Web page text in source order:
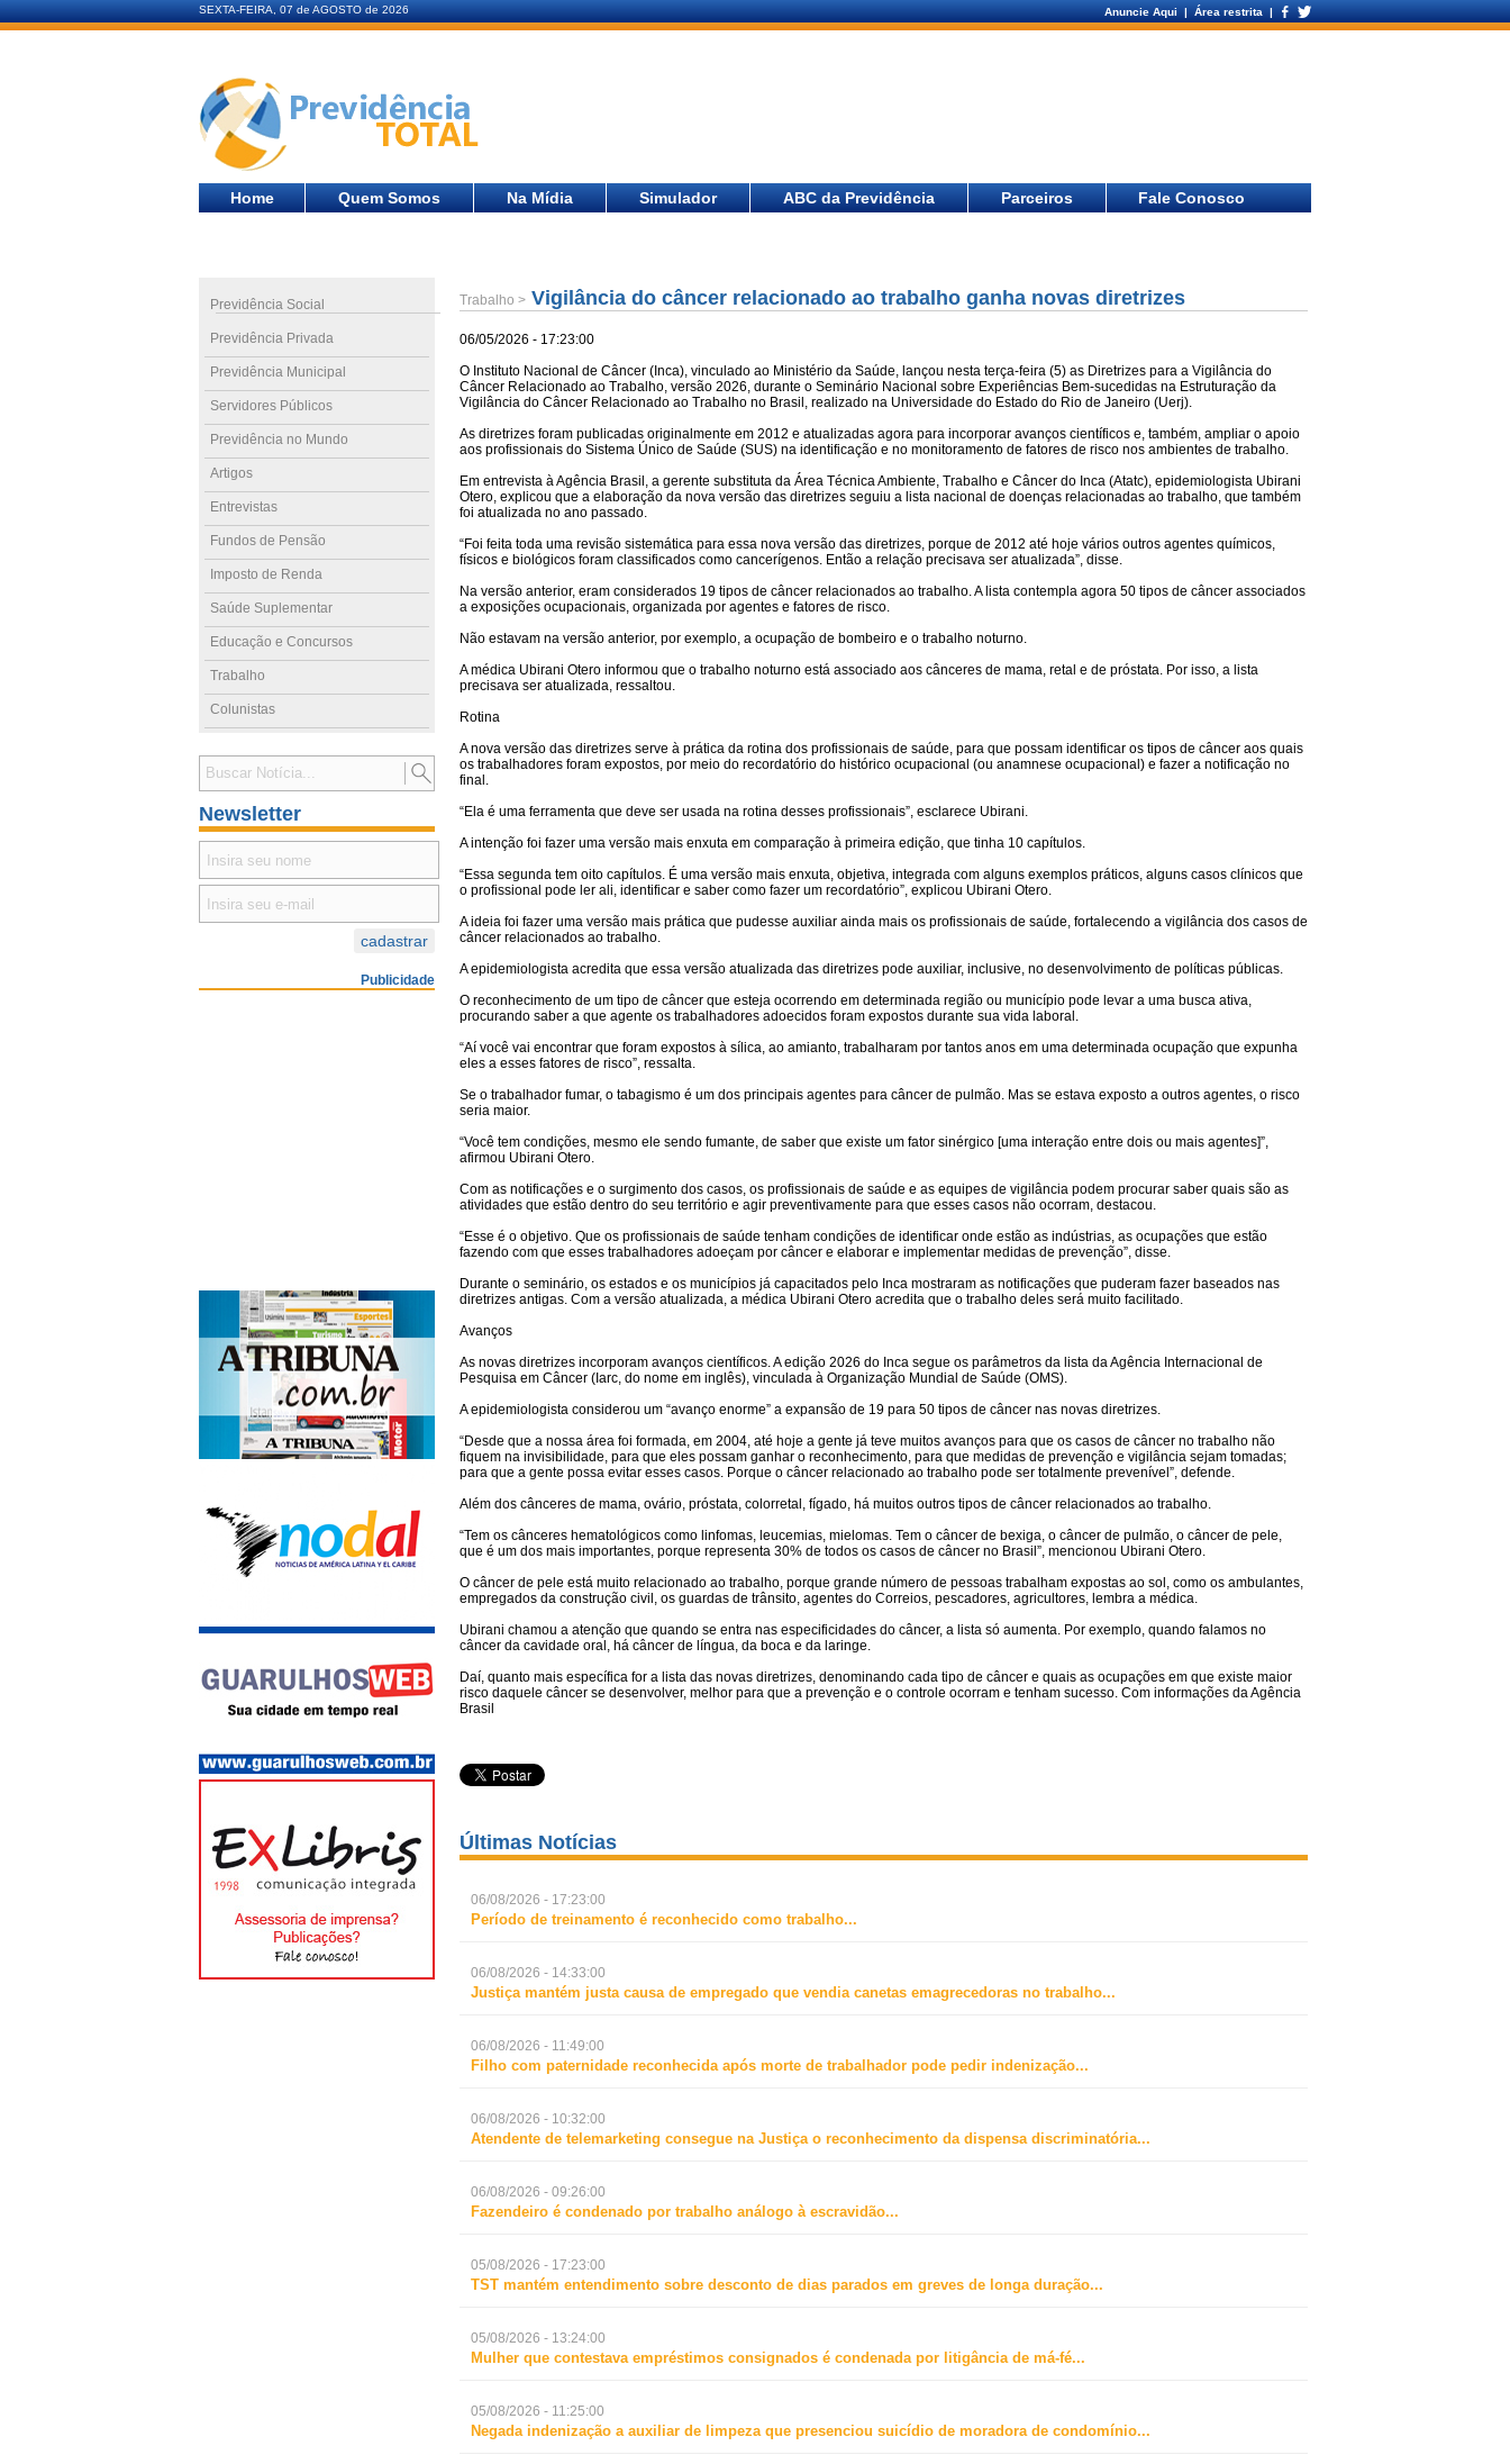
SEXTA-FEIRA, 07 de AGOSTO de 2026 Anuncie Aqui | Área restrita |
Home Quem Somos Na Mídia Simulador ABC da Previdência Parceiros Fale Conosco
Previdência Social
Previdência Privada
Previdência Municipal
Servidores Públicos
Previdência no Mundo
Artigos
Entrevistas
Fundos de Pensão
Imposto de Renda
Saúde Suplementar
Educação e Concursos
Trabalho
Colunistas
Newsletter
Publicidade
Trabalho > Vigilância do câncer relacionado ao trabalho ganha novas diretrizes
06/05/2026 - 17:23:00
O Instituto Nacional de Câncer (Inca), vinculado ao Ministério da Saúde, lançou nesta terça-feira (5) as Diretrizes para a Vigilância do
Câncer Relacionado ao Trabalho, versão 2026, durante o Seminário Nacional sobre Experiências Bem-sucedidas na Estruturação da
Vigilância do Câncer Relacionado ao Trabalho no Brasil, realizado na Universidade do Estado do Rio de Janeiro (Uerj).
As diretrizes foram publicadas originalmente em 2012 e atualizadas agora para incorporar avanços científicos e, também, ampliar o apoio
aos profissionais do Sistema Único de Saúde (SUS) na identificação e no monitoramento de fatores de risco nos ambientes de trabalho.
Em entrevista à Agência Brasil, a gerente substituta da Área Técnica Ambiente, Trabalho e Câncer do Inca (Atatc), epidemiologista Ubirani
Otero, explicou que a elaboração da nova versão das diretrizes seguiu a lista nacional de doenças relacionadas ao trabalho, que também
foi atualizada no ano passado.
“Foi feita toda uma revisão sistemática para essa nova versão das diretrizes, porque de 2012 até hoje vários outros agentes químicos,
físicos e biológicos foram classificados como cancerígenos. Então a relação precisava ser atualizada”, disse.
Na versão anterior, eram considerados 19 tipos de câncer relacionados ao trabalho. A lista contempla agora 50 tipos de câncer associados
a exposições ocupacionais, organizada por agentes e fatores de risco.
Não estavam na versão anterior, por exemplo, a ocupação de bombeiro e o trabalho noturno.
A médica Ubirani Otero informou que o trabalho noturno está associado aos cânceres de mama, retal e de próstata. Por isso, a lista
precisava ser atualizada, ressaltou.
Rotina
A nova versão das diretrizes serve à prática da rotina dos profissionais de saúde, para que possam identificar os tipos de câncer aos quais
os trabalhadores foram expostos, por meio do recordatório do histórico ocupacional (ou anamnese ocupacional) e fazer a notificação no
final.
“Ela é uma ferramenta que deve ser usada na rotina desses profissionais”, esclarece Ubirani.
A intenção foi fazer uma versão mais enxuta em comparação à primeira edição, que tinha 10 capítulos.
“Essa segunda tem oito capítulos. É uma versão mais enxuta, objetiva, integrada com alguns exemplos práticos, alguns casos clínicos que
o profissional pode ler ali, identificar e saber como fazer um recordatório”, explicou Ubirani Otero.
A ideia foi fazer uma versão mais prática que pudesse auxiliar ainda mais os profissionais de saúde, fortalecendo a vigilância dos casos de
câncer relacionados ao trabalho.
A epidemiologista acredita que essa versão atualizada das diretrizes pode auxiliar, inclusive, no desenvolvimento de políticas públicas.
O reconhecimento de um tipo de câncer que esteja ocorrendo em determinada região ou município pode levar a uma busca ativa,
procurando saber a que agente os trabalhadores adoecidos foram expostos durante sua vida laboral.
“Aí você vai encontrar que foram expostos à sílica, ao amianto, trabalharam por tantos anos em uma determinada ocupação que expunha
eles a esses fatores de risco”, ressalta.
Se o trabalhador fumar, o tabagismo é um dos principais agentes para câncer de pulmão. Mas se estava exposto a outros agentes, o risco
seria maior.
“Você tem condições, mesmo ele sendo fumante, de saber que existe um fator sinérgico [uma interação entre dois ou mais agentes]”,
afirmou Ubirani Otero.
Com as notificações e o surgimento dos casos, os profissionais de saúde e as equipes de vigilância podem procurar saber quais são as
atividades que estão dentro do seu território e agir preventivamente para que esses casos não ocorram, destacou.
“Esse é o objetivo. Que os profissionais de saúde tenham condições de identificar onde estão as indústrias, as ocupações que estão
fazendo com que esses trabalhadores adoeçam por câncer e elaborar e implementar medidas de prevenção”, disse.
Durante o seminário, os estados e os municípios já capacitados pelo Inca mostraram as notificações que puderam fazer baseados nas
diretrizes antigas. Com a versão atualizada, a médica Ubirani Otero acredita que o trabalho deles será muito facilitado.
Avanços
As novas diretrizes incorporam avanços científicos. A edição 2026 do Inca segue os parâmetros da lista da Agência Internacional de
Pesquisa em Câncer (Iarc, do nome em inglês), vinculada à Organização Mundial de Saúde (OMS).
A epidemiologista considerou um “avanço enorme” a expansão de 19 para 50 tipos de câncer nas novas diretrizes.
“Desde que a nossa área foi formada, em 2004, até hoje a gente já teve muitos avanços para que os casos de câncer no trabalho não
fiquem na invisibilidade, para que eles possam ganhar o reconhecimento, para que medidas de prevenção e vigilância sejam tomadas;
para que a gente possa evitar esses casos. Porque o câncer relacionado ao trabalho pode ser totalmente prevenível”, defende.
Além dos cânceres de mama, ovário, próstata, colorretal, fígado, há muitos outros tipos de câncer relacionados ao trabalho.
“Tem os cânceres hematológicos como linfomas, leucemias, mielomas. Tem o câncer de bexiga, o câncer de pulmão, o câncer de pele,
que é um dos mais importantes, porque representa 30% de todos os casos de câncer no Brasil”, mencionou Ubirani Otero.
O câncer de pele está muito relacionado ao trabalho, porque grande número de pessoas trabalham expostas ao sol, como os ambulantes,
empregados da construção civil, os guardas de trânsito, agentes do Correios, pescadores, agricultores, lembra a médica.
Ubirani chamou a atenção que quando se entra nas especificidades do câncer, a lista só aumenta. Por exemplo, quando falamos no
câncer da cavidade oral, há câncer de língua, da boca e da laringe.
Daí, quanto mais específica for a lista das novas diretrizes, denominando cada tipo de câncer e quais as ocupações em que existe maior
risco daquele câncer se desenvolver, melhor para que a prevenção e o controle ocorram e tenham sucesso. Com informações da Agência
Brasil
Últimas Notícias
06/08/2026 - 17:23:00
Período de treinamento é reconhecido como trabalho...
06/08/2026 - 14:33:00
Justiça mantém justa causa de empregado que vendia canetas emagrecedoras no trabalho...
06/08/2026 - 11:49:00
Filho com paternidade reconhecida após morte de trabalhador pode pedir indenização...
06/08/2026 - 10:32:00
Atendente de telemarketing consegue na Justiça o reconhecimento da dispensa discriminatória...
06/08/2026 - 09:26:00
Fazendeiro é condenado por trabalho análogo à escravidão...
05/08/2026 - 17:23:00
TST mantém entendimento sobre desconto de dias parados em greves de longa duração...
05/08/2026 - 13:24:00
Mulher que contestava empréstimos consignados é condenada por litigância de má-fé...
05/08/2026 - 11:25:00
Negada indenização a auxiliar de limpeza que presenciou suicídio de moradora de condomínio...